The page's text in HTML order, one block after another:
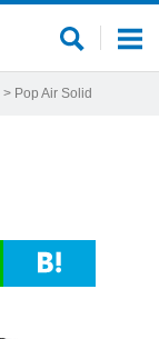
メ
サ
ト
> Pop Air Solid